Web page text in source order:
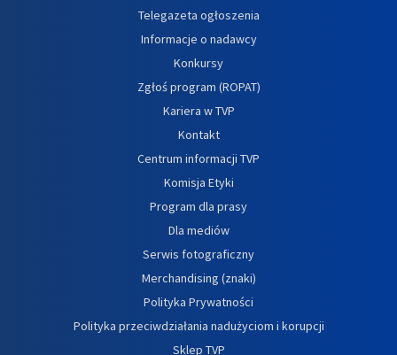
Telegazeta ogłoszenia
Informacje o nadawcy
Konkursy
Zgłoś program (ROPAT)
Kariera w TVP
Kontakt
Centrum informacji TVP
Komisja Etyki
Program dla prasy
Dla mediów
Serwis fotograficzny
Merchandising (znaki)
Polityka Prywatności
Polityka przeciwdziałania nadużyciom i korupcji
Sklep TVP